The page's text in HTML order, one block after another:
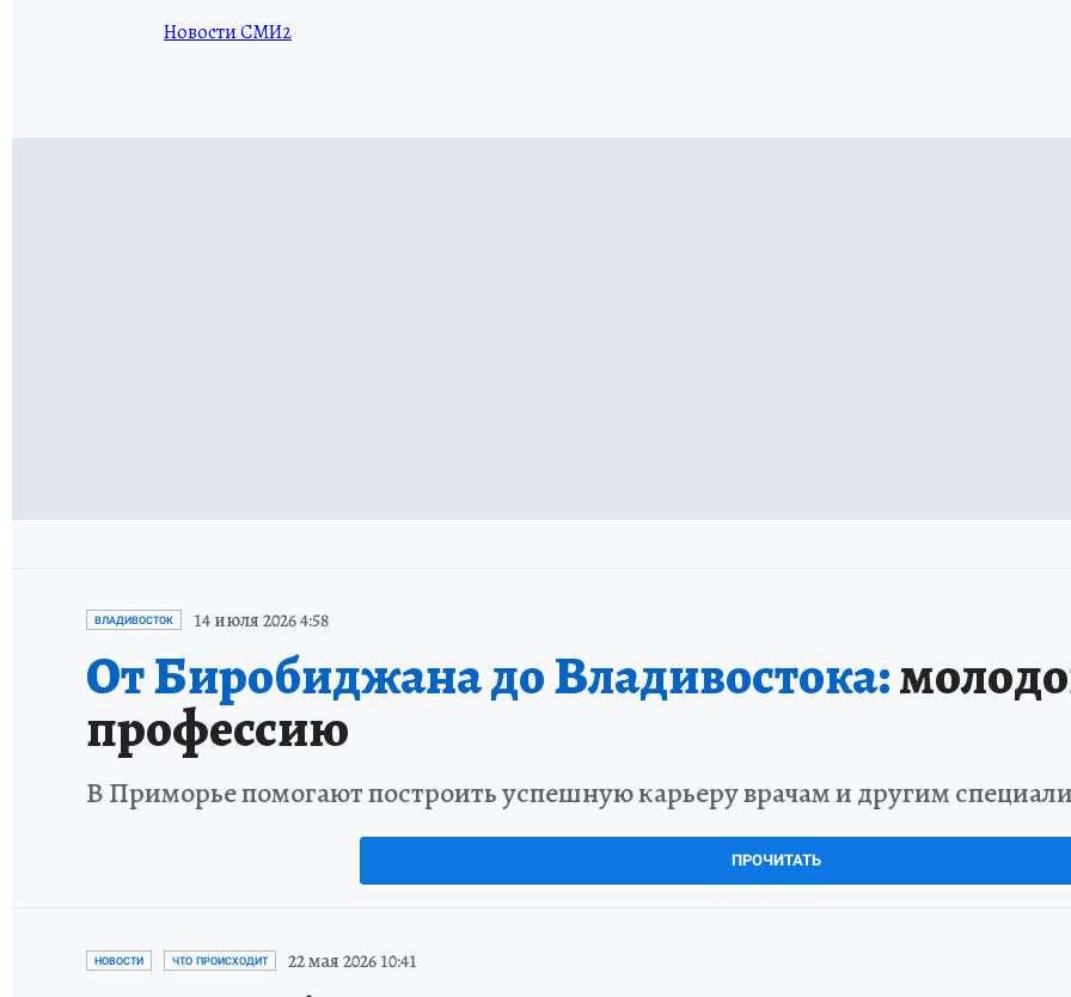
Новости СМИ2
ВЛАДИВОСТОК 14 июля 2026 4:58
От Биробиджана до Владивостока:
профессию
В Приморье помогают построить успешную карьеру врачам и другим
ПРОЧИТАТЬ
НОВОСТИ ЧТО ПРОИСХОДИТ 22 мая 2026 10:41